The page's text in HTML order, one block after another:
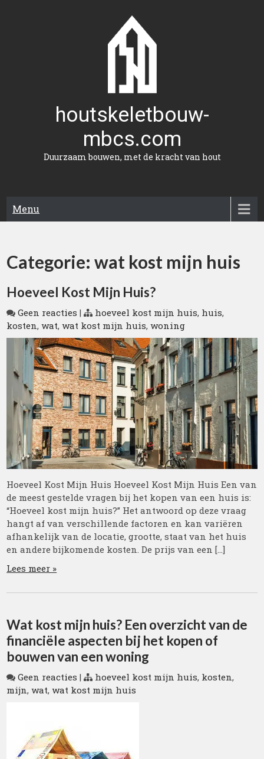
houtskeletbouw-
mbcs.com
Duurzaam bouwen, met de kracht van hout
Menu
Categorie:wat kost mijn huis
Hoeveel Kost Mijn Huis?
Geen reacties | hoeveel kost mijn huis, huis,
kosten,wat,wat kost mijn huis,woning
Hoeveel Kost Mijn Huis Hoeveel Kost Mijn Huis Een van
de meest gestelde vragen bij het kopen van een huis is:
“Hoeveel kost mijn huis?” Het antwoord op deze vraag
hangt af van verschillende factoren en kan variëren
afhankelijk van de locatie, grootte, staat van het huis
en andere bijkomende kosten. De prijs van een […]
Lees meer »
Wat kost mijn huis? Een overzicht van de
financiële aspecten bij het kopen of
bouwen van een woning
Geen reacties | hoeveel kost mijn huis, kosten,
mijn,wat,wat kost mijn huis